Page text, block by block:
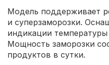
Модель поддерживает
и суперзаморозки.
индикации
Мощность заморозки
продуктов в сутки.